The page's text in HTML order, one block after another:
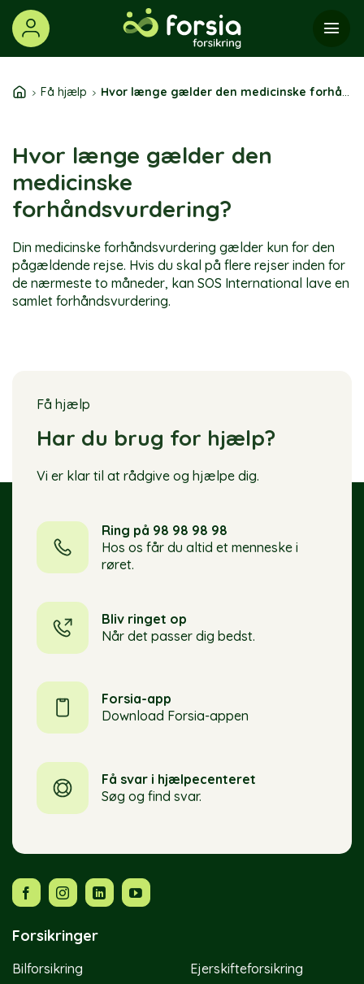
Skip
content
Få hjælp Hvor længe gælder den medicinske forhåndsvurdering?
Hvor længe gælder den
medicinske
forhåndsvurdering?
Din medicinske forhåndsvurdering gælder kun for den
pågældende rejse. Hvis du skal på flere rejser inden for
de nærmeste to måneder, kan SOS International lave en
samlet forhåndsvurdering.
Få hjælp
Har du brug for hjælp?
Vi er klar til at rådgive og hjælpe dig.
Ring på 98 98 98 98
Hos os får du altid et menneske i
røret.
Bliv ringet op
Når det passer dig bedst.
Forsia-app
Download Forsia-appen
Få svar i hjælpecenteret
Søg og find svar.
Forsikringer
Bilforsikring
Ejerskifteforsikring